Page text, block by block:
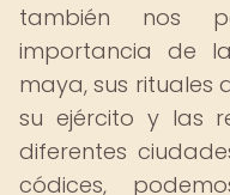
también nos
importancia de
maya, sus rituales
su ejército y las
diferentes
códices,